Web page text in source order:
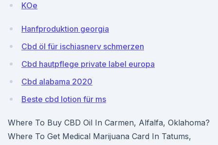
KOe
Hanfproduktion georgia
Cbd öl für ischiasnerv schmerzen
Cbd hautpflege private label europa
Cbd alabama 2020
Beste cbd lotion für ms
Where To Buy CBD Oil In Carmen, Alfalfa, Oklahoma?
Where To Get Medical Marijuana Card In Tatums,